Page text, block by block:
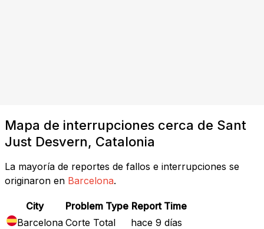
Mapa de interrupciones cerca de Sant
Just Desvern, Catalonia
La mayoría de reportes de fallos e interrupciones se
originaron en Barcelona.
City Problem Type Report Time
Barcelona Corte Total
hace 9 días